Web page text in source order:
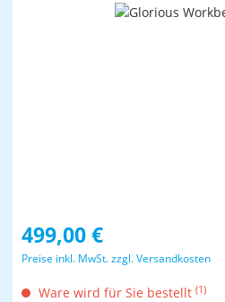
Bildergalerie überspringen
Regulärer Preis:
499,00 €
Preise inkl. MwSt. zzgl. Versandkosten
Ware wird für Sie bestellt (1)